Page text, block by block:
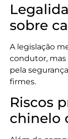
sobre
A legislação
condutor, mas
pela
firmes.
Riscos
chinelo